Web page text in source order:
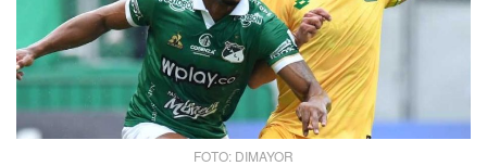
FOTO: DIMAYOR